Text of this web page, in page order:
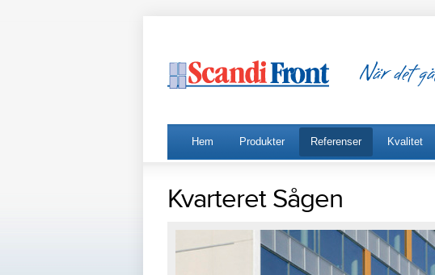
Hem Produkter Referenser Kvalitet
Kvarteret Sågen